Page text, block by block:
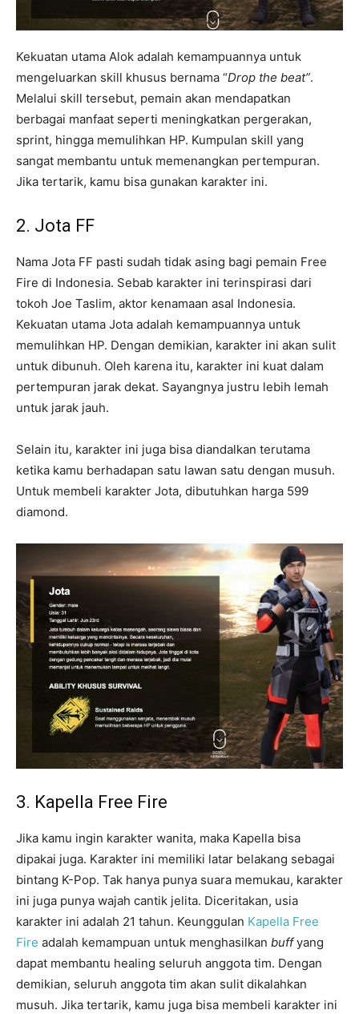
Kekuatan utama Alok adalah kemampuannya untuk
mengeluarkan skill khusus bernama “Drop the beat”.
Melalui skill tersebut, pemain akan mendapatkan
berbagai manfaat seperti meningkatkan pergerakan,
sprint, hingga memulihkan HP. Kumpulan skill yang
sangat membantu untuk memenangkan pertempuran.
Jika tertarik, kamu bisa gunakan karakter ini.
2. Jota FF
Nama Jota FF pasti sudah tidak asing bagi pemain Free
Fire di Indonesia. Sebab karakter ini terinspirasi dari
tokoh Joe Taslim, aktor kenamaan asal Indonesia.
Kekuatan utama Jota adalah kemampuannya untuk
memulihkan HP. Dengan demikian, karakter ini akan sulit
untuk dibunuh. Oleh karena itu, karakter ini kuat dalam
pertempuran jarak dekat. Sayangnya justru lebih lemah
untuk jarak jauh.
Selain itu, karakter ini juga bisa diandalkan terutama
ketika kamu berhadapan satu lawan satu dengan musuh.
Untuk membeli karakter Jota, dibutuhkan harga 599
diamond.
3. Kapella Free Fire
Jika kamu ingin karakter wanita, maka Kapella bisa
dipakai juga. Karakter ini memiliki latar belakang sebagai
bintang K-Pop. Tak hanya punya suara memukau, karakter
ini juga punya wajah cantik jelita. Diceritakan, usia
karakter ini adalah 21 tahun. Keunggulan Kapella Free
Fire adalah kemampuan untuk menghasilkan buffyang
dapat membantu healing seluruh anggota tim. Dengan
demikian, seluruh anggota tim akan sulit dikalahkan
musuh. Jika tertarik, kamu juga bisa membeli karakter ini